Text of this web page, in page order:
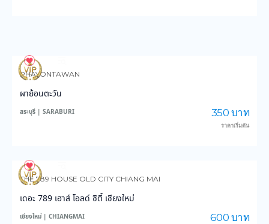
208
PHAYONTAWAN
ผาย้อนตะวัน
สระบุรี | SARABURI 350 บาท
ราคาเริ่มต้น
116
THE 789 HOUSE OLD CITY CHIANG MAI
เดอะ 789 เฮาส์ โอลด์ ซิตี้ เชียงใหม่
เชียงใหม่ | CHIANGMAI 600 บาท